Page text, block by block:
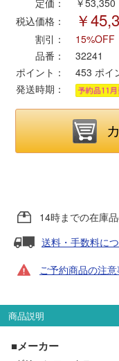
MODEMO(モデモ)
さんけい
トラムウェイ
天賞堂
TTC
セール品・キャンペ
セール商品
走行エリア別 鉄道模
北海道・東北
定価：
￥53,350
税込価格：
￥
割引：
15%OFF
品番：
32241
ポイント：
453 ポイ
発送時期：
14時までの在庫
送料・手数料に
ご予約商品の注
商品説明
■メーカー